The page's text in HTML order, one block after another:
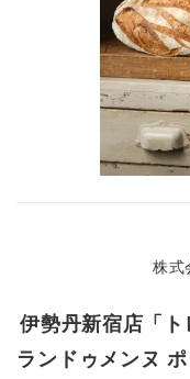
株式
伊勢丹新宿店「ト
ランドゥメンヌ